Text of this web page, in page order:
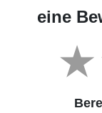
eine